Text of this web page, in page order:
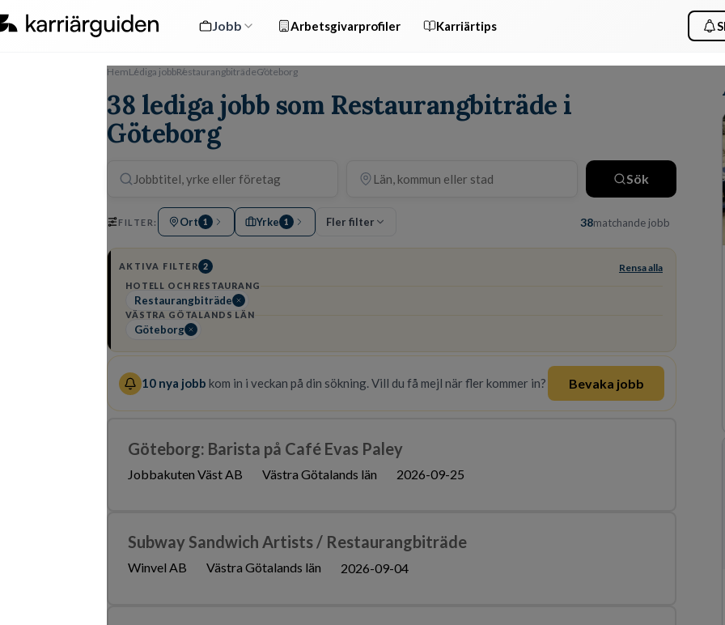
Jobb Arbetsgivarprofiler Karriärtips
HemLediga jobbRestaurangbiträdeGöteborg
38 lediga jobb som Restaurangbiträde i
Göteborg
Sök
FILTER: Ort 1 Yrke 1 Fler filter 38matchande jobb
AKTIVA FILTER 2 Rensa alla
HOTELL OCH RESTAURANG
Restaurangbiträde
VÄSTRA GÖTALANDS LÄN
Göteborg
10 nya jobb kom in i veckan på din sökning. Vill du få mejl när fler kommer in? Bevaka jobb
Göteborg: Barista på Café Evas Paley
Jobbakuten Väst AB Västra Götalands län 2026-09-25
Subway Sandwich Artists / Restaurangbiträde
Winvel AB Västra Götalands län 2026-09-04